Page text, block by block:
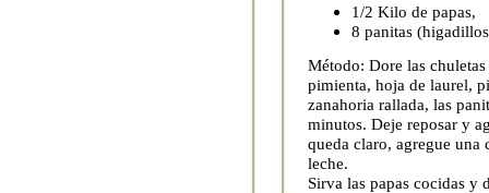
1/2 Kilo de papas,
8 panitas
Método: Dore las
pimienta, hoja de laurel,
zanahoria rallada, las
minutos. Deje reposar y
queda claro, agregue una
leche.
Sirva las papas cocidas y